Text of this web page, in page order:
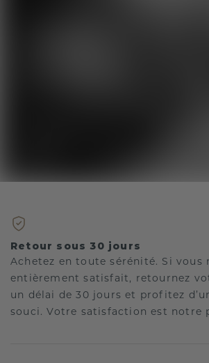
Retour sous 30 jours
Achetez en toute sérénité. Si vous
entièrement satisfait, retournez
un délai de 30 jours et profitez
souci. Votre satisfaction est notre